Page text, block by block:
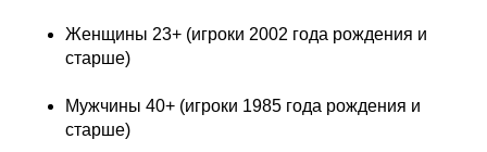
Женщины 23+ (игроки 2002 года рождения и
старше)
Мужчины 40+ (игроки 1985 года рождения и
старше)